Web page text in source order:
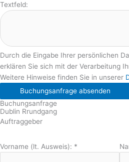
Textfeld:
Durch die Eingabe Ihrer persönlichen
erklären Sie sich mit der Verarbeitung
Weitere Hinweise finden Sie in unserer
Buchungsanfrage absenden
Buchungsanfrage
Dublin Rrundgang
Auftraggeber
Vorname (lt. Ausweis): *